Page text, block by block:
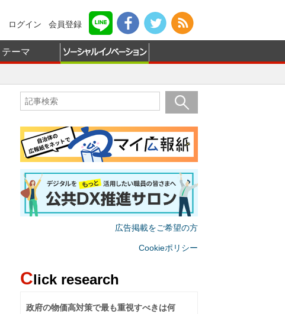
ログイン 会員登録
テーマ
広告掲載をご希望の方
Cookieポリシー
Click research